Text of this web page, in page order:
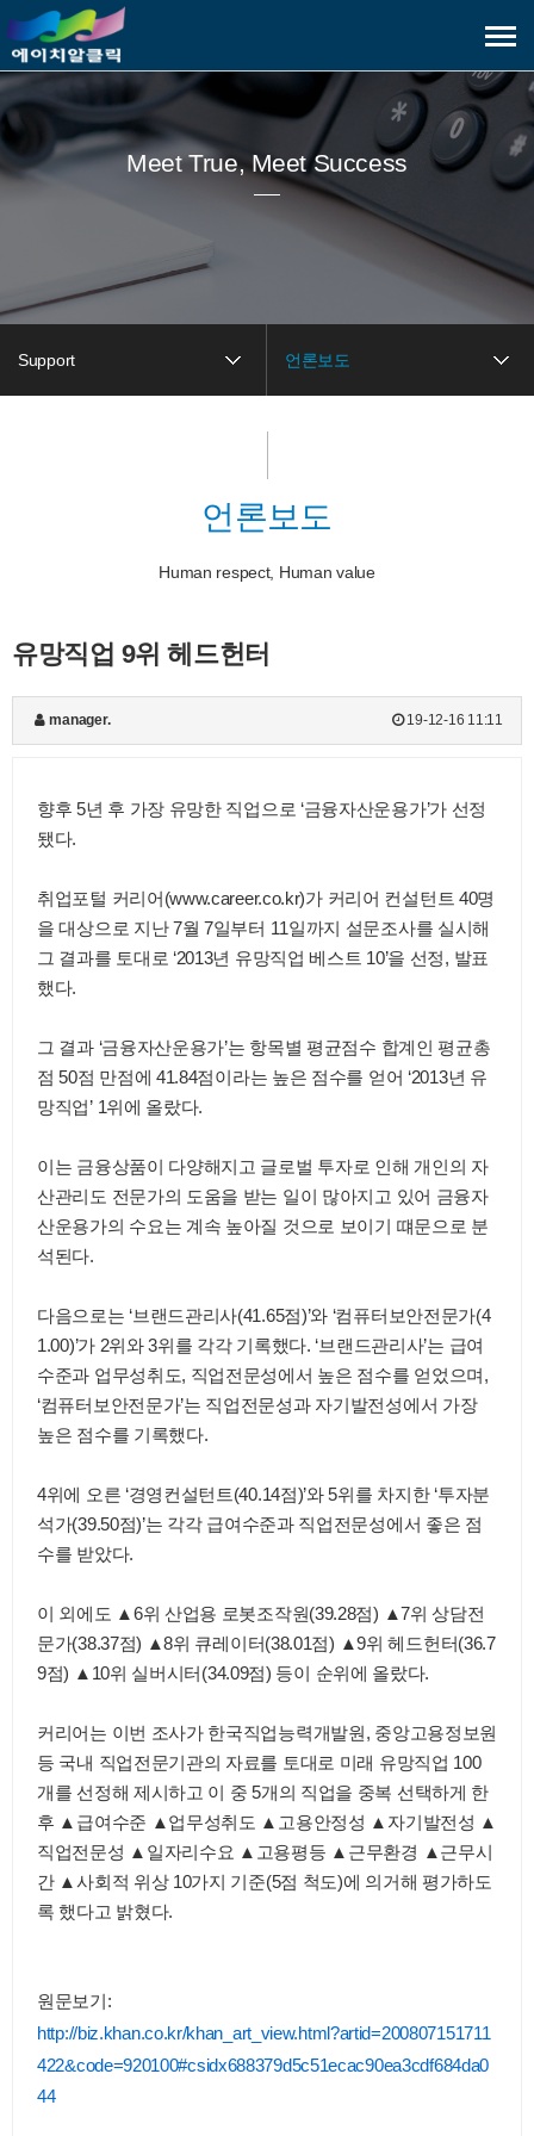
메
보
기
Meet True, Meet Success
Support 언론보도
언론보도
Human respect, Human value
유망직업 9위 헤드헌터
manager. 19-12-16 11:11
향후 5년 후 가장 유망한 직업으로 ‘금융자산운용가’가 선정
됐다.
취업포털 커리어(www.career.co.kr)가 커리어 컨설턴트 40명
을 대상으로 지난 7월 7일부터 11일까지 설문조사를 실시해
그 결과를 토대로 ‘2013년 유망직업 베스트 10’을 선정, 발표
했다.
그 결과 ‘금융자산운용가’는 항목별 평균점수 합계인 평균총
점 50점 만점에 41.84점이라는 높은 점수를 얻어 ‘2013년 유
망직업’ 1위에 올랐다.
이는 금융상품이 다양해지고 글로벌 투자로 인해 개인의 자
산관리도 전문가의 도움을 받는 일이 많아지고 있어 금융자
산운용가의 수요는 계속 높아질 것으로 보이기 떄문으로 분
석된다.
다음으로는 ‘브랜드관리사(41.65점)’와 ‘컴퓨터보안전문가(4
1.00)’가 2위와 3위를 각각 기록했다. ‘브랜드관리사’는 급여
수준과 업무성취도, 직업전문성에서 높은 점수를 얻었으며,
‘컴퓨터보안전문가’는 직업전문성과 자기발전성에서 가장
높은 점수를 기록했다.
4위에 오른 ‘경영컨설턴트(40.14점)’와 5위를 차지한 ‘투자분
석가(39.50점)’는 각각 급여수준과 직업전문성에서 좋은 점
수를 받았다.
이 외에도 ▲6위 산업용 로봇조작원(39.28점) ▲7위 상담전
문가(38.37점) ▲8위 큐레이터(38.01점) ▲9위 헤드헌터(36.7
9점) ▲10위 실버시터(34.09점) 등이 순위에 올랐다.
커리어는 이번 조사가 한국직업능력개발원, 중앙고용정보원
등 국내 직업전문기관의 자료를 토대로 미래 유망직업 100
개를 선정해 제시하고 이 중 5개의 직업을 중복 선택하게 한
후 ▲급여수준 ▲업무성취도 ▲고용안정성 ▲자기발전성 ▲
직업전문성 ▲일자리수요 ▲고용평등 ▲근무환경 ▲근무시
간 ▲사회적 위상 10가지 기준(5점 척도)에 의거해 평가하도
록 했다고 밝혔다.
원문보기:
http://biz.khan.co.kr/khan_art_view.html?artid=200807151711
422&code=920100#csidx688379d5c51ecac90ea3cdf684da0
44